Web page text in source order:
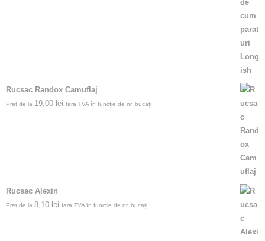
Rucsac Randox Camuflaj
Pret de la 19,00 lei fara TVA în funcție de nr. bucați
Rucsac Alexin
Pret de la 8,10 lei fara TVA în funcție de nr. bucați